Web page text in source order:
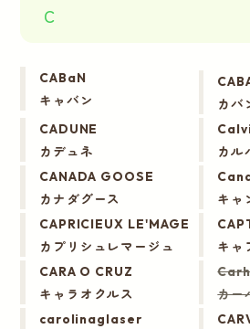
C
CABaN
キャバン カバ
CADUNE
カデュネ カル
CANADA GOOSE
カナダグース キャ
CAPRICIEUX LE'MAGE
カプリシュレマージュ キャ
CARA O CRUZ
キャラオクルス カー
carolinaglaser